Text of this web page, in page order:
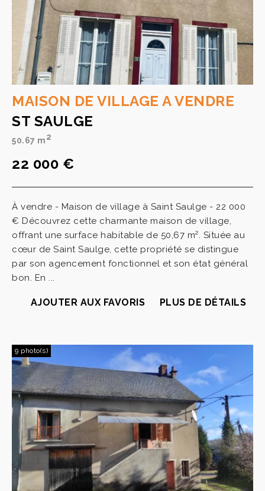
MAISON DE VILLAGE A VENDRE
ST SAULGE
50.67 m2
22 000 €
À vendre - Maison de village à Saint Saulge - 22 000
€ Découvrez cette charmante maison de village,
offrant une surface habitable de 50,67 m². Située au
cœur de Saint Saulge, cette propriété se distingue
par son agencement fonctionnel et son état général
bon. En ...
AJOUTER AUX FAVORIS PLUS DE DÉTAILS
9 photo(s)